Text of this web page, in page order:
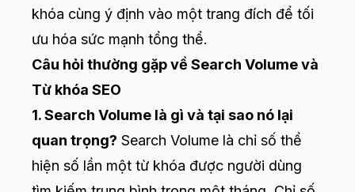
khóa cùng ý định vào một trang đích để tối
ưu hóa sức mạnh tổng thể.
Câu hỏi thường gặp về Search Volume và
Từ khóa SEO
1. Search Volume là gì và tại sao nó lại
quan trọng? Search Volume là chỉ số thể
hiện số lần một từ khóa được người dùng